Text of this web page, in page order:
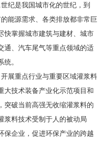
纪是我国城市化的世纪，到
能源需求、各类排放都非常巨
快掌握城市建筑与建材、城市
通、汽车尾气等重点领域的适
。
展重点行业与重要区域灌浆料
大技术装备产业化示范项目和
突破当前高强无收缩灌浆料的
浆料技术受制于人的被动局
保企业，促进环保产业的跨越